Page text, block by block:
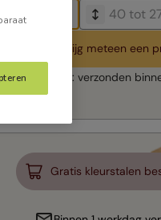
Krijg meteen een
levering: verzonden
Gratis kleurstalen